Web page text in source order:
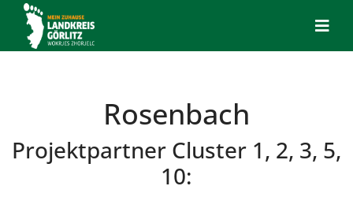
Rosenbach
Projektpartner Cluster 1, 2, 3, 5,
10: